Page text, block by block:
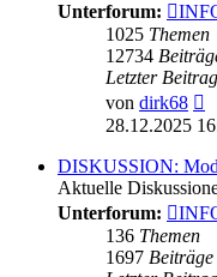
Unterforum:
1025 Themen
12734
Letzter Beitrag
von dirk68
28.12.2025
DISKUSSION:
Aktuelle
Unterforum:
136 Themen
1697 Beiträge